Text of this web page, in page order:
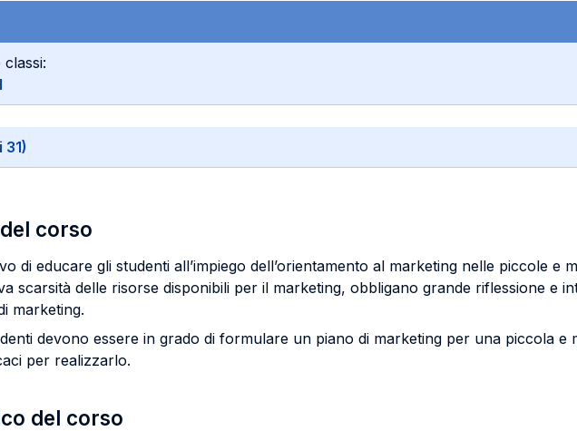
corso
di educare gli studenti all’impiego dell’orientamento al marketing nelle piccole e
scarsità delle risorse disponibili per il marketing, obbligano grande riflessione e
marketing.
devono essere in grado di formulare un piano di marketing per una piccola e
per realizzarlo.
del corso